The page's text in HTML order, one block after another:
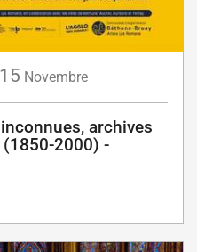
15 Novembre
archives
2000) -